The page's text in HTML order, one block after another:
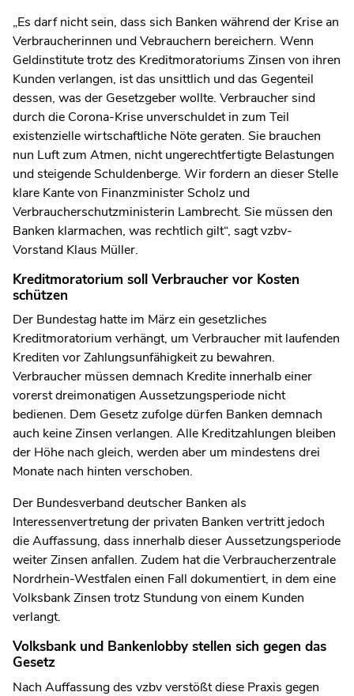
„Es darf nicht sein, dass sich Banken während der Krise an
Verbraucherinnen und Vebrauchern bereichern. Wenn
Geldinstitute trotz des Kreditmoratoriums Zinsen von ihren
Kunden verlangen, ist das unsittlich und das Gegenteil
dessen, was der Gesetzgeber wollte. Verbraucher sind
durch die Corona-Krise unverschuldet in zum Teil
existenzielle wirtschaftliche Nöte geraten. Sie brauchen
nun Luft zum Atmen, nicht ungerechtfertigte Belastungen
und steigende Schuldenberge. Wir fordern an dieser Stelle
klare Kante von Finanzminister Scholz und
Verbraucherschutzministerin Lambrecht. Sie müssen den
Banken klarmachen, was rechtlich gilt“, sagt vzbv-
Vorstand Klaus Müller.
Kreditmoratorium soll Verbraucher vor Kosten
schützen
Der Bundestag hatte im März ein gesetzliches
Kreditmoratorium verhängt, um Verbraucher mit laufenden
Krediten vor Zahlungsunfähigkeit zu bewahren.
Verbraucher müssen demnach Kredite innerhalb einer
vorerst dreimonatigen Aussetzungsperiode nicht
bedienen. Dem Gesetz zufolge dürfen Banken demnach
auch keine Zinsen verlangen. Alle Kreditzahlungen bleiben
der Höhe nach gleich, werden aber um mindestens drei
Monate nach hinten verschoben.
Der Bundesverband deutscher Banken als
Interessenvertretung der privaten Banken vertritt jedoch
die Auffassung, dass innerhalb dieser Aussetzungsperiode
weiter Zinsen anfallen. Zudem hat die Verbraucherzentrale
Nordrhein-Westfalen einen Fall dokumentiert, in dem eine
Volksbank Zinsen trotz Stundung von einem Kunden
verlangt.
Volksbank und Bankenlobby stellen sich gegen das
Gesetz
Nach Auffassung des vzbv verstößt diese Praxis gegen